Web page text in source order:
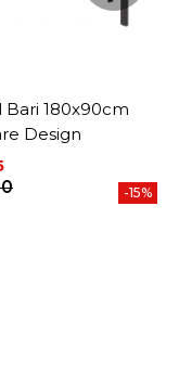
Bari 180x90cm
Design
prijs
-15%